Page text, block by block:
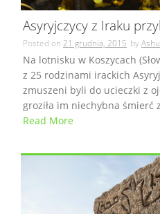
Asyryjczycy z Iraku
Posted on 21 grudnia, 2015 by
Na lotnisku w Koszycach
z 25 rodzinami irackich
zmuszeni byli do ucieczki z
groziła im niechybna śmierć
Read More